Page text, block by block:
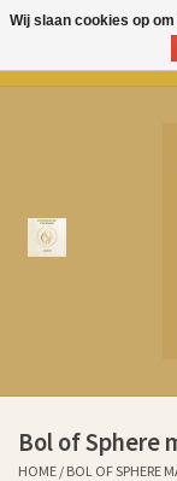
Producten
Ervaringen klanten
Bol of Sphere
HOME / BOL OF SPHERE
Wij slaan cookies op